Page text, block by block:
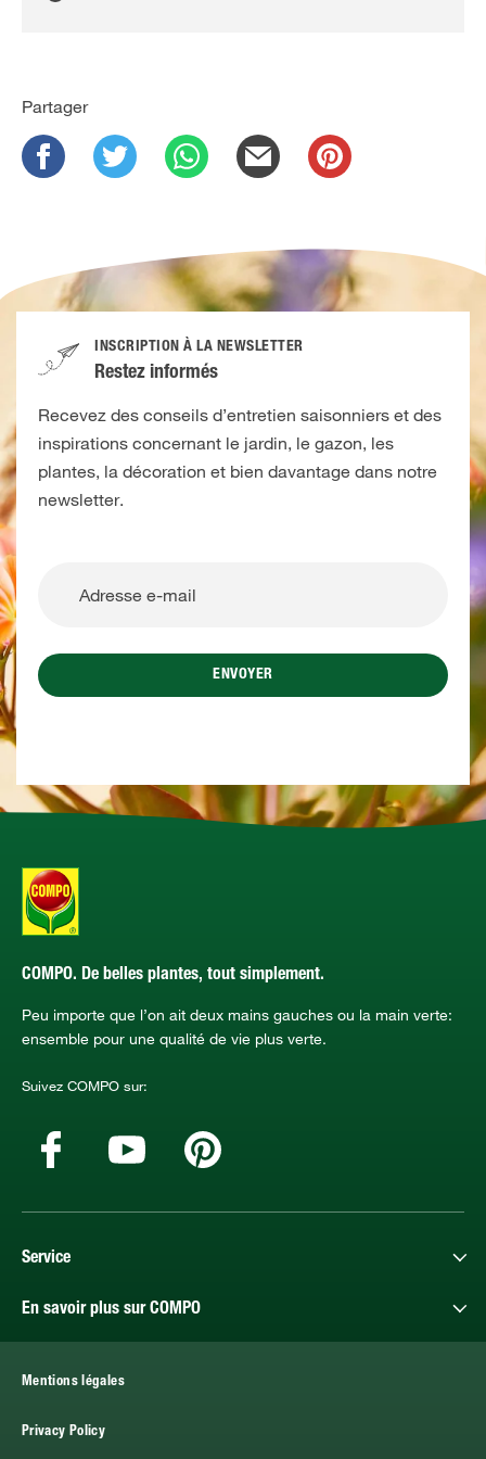
Partager
INSCRIPTION À LA NEWSLETTER
Restez informés
Recevez des conseils d’entretien saisonniers et des
inspirations concernant le jardin, le gazon, les
plantes, la décoration et bien davantage dans notre
newsletter.
ENVOYER
COMPO. De belles plantes, tout simplement.
Peu importe que l’on ait deux mains gauches ou la main verte:
ensemble pour une qualité de vie plus verte.
Suivez COMPO sur:
Service
En savoir plus sur COMPO
Mentions légales
Privacy Policy